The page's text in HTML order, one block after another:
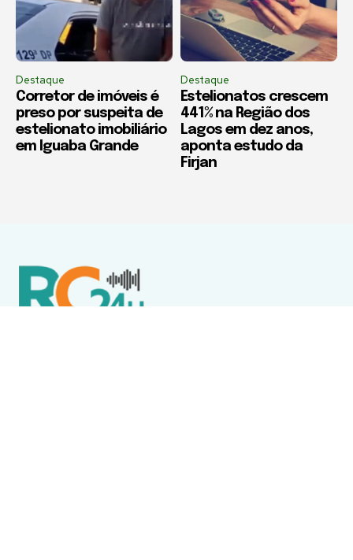
Destaque
Corretor de imóveis é
preso por suspeita de
estelionato imobiliário
em Iguaba Grande
Destaque
Estelionatos crescem
441% na Região dos
Lagos em dez anos,
aponta estudo da
Firjan